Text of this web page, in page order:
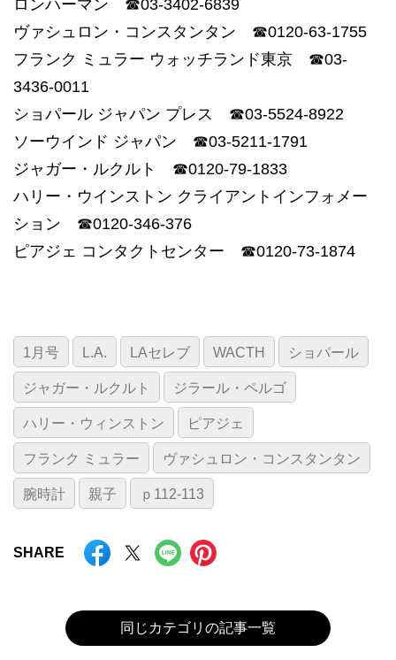
ロンハーマン ☎03-3402-6839
ヴァシュロン・コンスタンタン ☎0120-63-1755
フランク ミュラー ウォッチランド東京 ☎03-
3436-0011
ショパール ジャパン プレス ☎03-5524-8922
ソーウインド ジャパン ☎03-5211-1791
ジャガー・ルクルト ☎0120-79-1833
ハリー・ウインストン クライアントインフォメー
ション ☎0120-346-376
ピアジェ コンタクトセンター ☎0120-73-1874
1月号 L.A. LAセレブ WACTH ショパール
ジャガー・ルクルト ジラール・ペルゴ
ハリー・ウィンストン ピアジェ
フランク ミュラー ヴァシュロン・コンスタンタン
腕時計 親子 ｐ112-113
SHARE
同じカテゴリの記事一覧